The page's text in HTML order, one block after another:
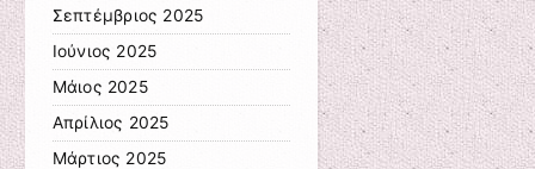
Σεπτέμβριος 2025
Ιούνιος 2025
Μάιος 2025
Απρίλιος 2025
Μάρτιος 2025